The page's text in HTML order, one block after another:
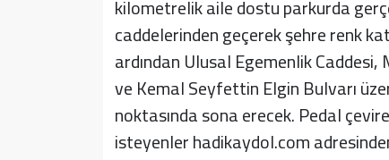
kilometrelik aile dostu parkurda
caddelerinden geçerek şehre renk
ardından Ulusal Egemenlik
ve Kemal Seyfettin Elgin Bulvarı
noktasında sona erecek. Pedal
isteyenler hadikaydol.com